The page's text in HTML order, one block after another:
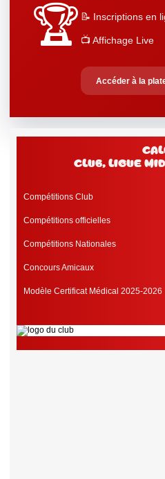
🏆 📝 Inscriptions en
📺 Affichage Live
Accéder à la
club, Ligue
Compétitions Club
Compétitions officielles
Compétitions Nationales
Concours Amicaux
Modèle Certificat Médical 2025-2026